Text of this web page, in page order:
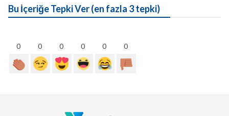
Bu İçeriğe Tepki Ver (en fazla 3 tepki)
0 0 0 0 0 0